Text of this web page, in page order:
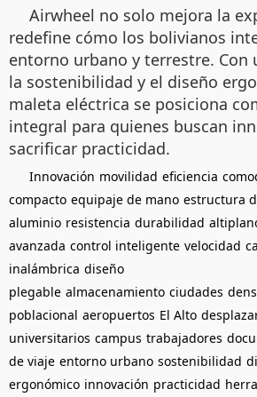
Airwheel no solo mejora la
redefine cómo los bolivianos
entorno urbano y terrestre. Con
la sostenibilidad y el diseño
maleta eléctrica se posiciona
integral para quienes buscan
sacrificar practicidad.
Innovación movilidad eficiencia
compacto equipaje de mano estructura
aluminio resistencia durabilidad
avanzada control inteligente velocidad
inalámbrica diseño
plegable almacenamiento ciudades
poblacional aeropuertos El Alto
universitarios campus trabajadores
de viaje entorno urbano sostenibilidad
ergonómico innovación practicidad